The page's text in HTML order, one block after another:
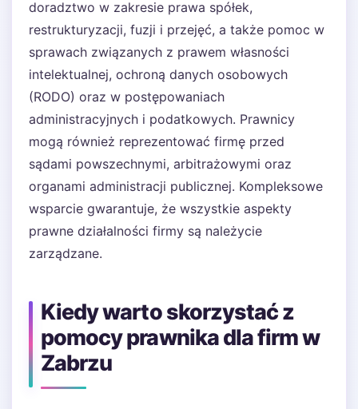
doradztwo w zakresie prawa spółek,
restrukturyzacji, fuzji i przejęć, a także pomoc w
sprawach związanych z prawem własności
intelektualnej, ochroną danych osobowych
(RODO) oraz w postępowaniach
administracyjnych i podatkowych. Prawnicy
mogą również reprezentować firmę przed
sądami powszechnymi, arbitrażowymi oraz
organami administracji publicznej. Kompleksowe
wsparcie gwarantuje, że wszystkie aspekty
prawne działalności firmy są należycie
zarządzane.
Kiedy warto skorzystać z
pomocy prawnika dla firm w
Zabrzu